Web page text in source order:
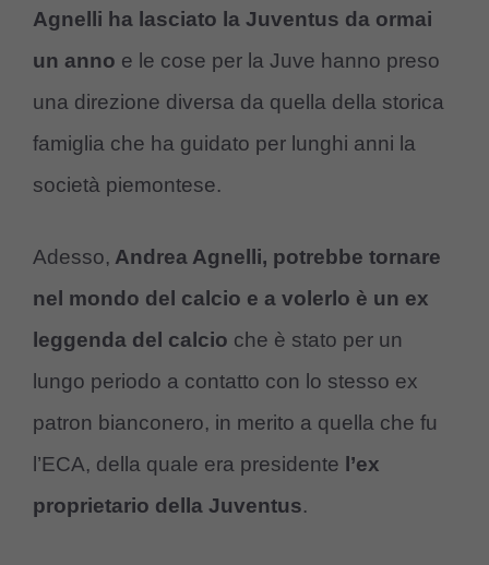
Agnelli ha lasciato la Juventus da ormai
un anno e le cose per la Juve hanno preso
una direzione diversa da quella della storica
famiglia che ha guidato per lunghi anni la
società piemontese.
Adesso, Andrea Agnelli, potrebbe tornare
nel mondo del calcio e a volerlo è un ex
leggenda del calcio che è stato per un
lungo periodo a contatto con lo stesso ex
patron bianconero, in merito a quella che fu
l’ECA, della quale era presidente l’ex
proprietario della Juventus.